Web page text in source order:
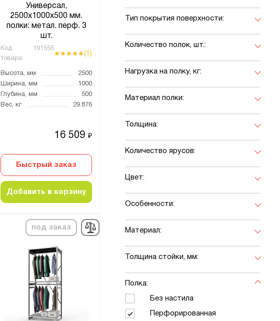
Универсал,
2500х1000х500 мм.
полки: метал. перф. 3
шт.
Код
товара:
191555
(1)
Высота, мм
2500
Ширина, мм
1000
Глубина, мм
500
Вес, кг
29.876
16 509 ₽
Быстрый заказ
Добавить в корзину
под заказ
Тип покрытия поверхности:
Количество полок, шт.:
Нагрузка на полку, кг:
Материал полки:
Толщина:
Количество ярусов:
Цвет:
Особенности:
Материал:
Толщина стойки, мм:
Полка:
Без настила
Перфорированная